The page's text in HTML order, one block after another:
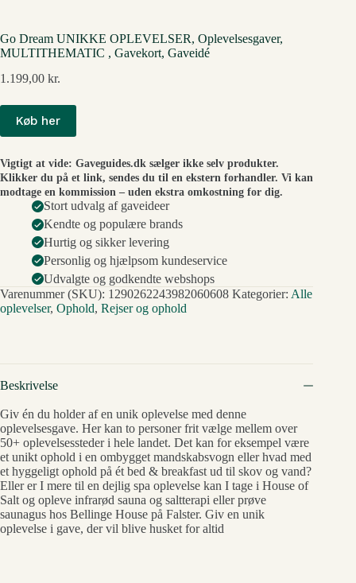
Go Dream UNIKKE OPLEVELSER, Oplevelsesgaver,
MULTITHEMATIC , Gavekort, Gaveidé
1.199,00 kr.
Køb her
Vigtigt at vide: Gaveguides.dk sælger ikke selv produkter.
Klikker du på et link, sendes du til en ekstern forhandler. Vi kan
modtage en kommission – uden ekstra omkostning for dig.
Stort udvalg af gaveideer
Kendte og populære brands
Hurtig og sikker levering
Personlig og hjælpsom kundeservice
Udvalgte og godkendte webshops
Varenummer (SKU): 1290262243982060608 Kategorier: Alle
oplevelser, Ophold, Rejser og ophold
Beskrivelse
Giv én du holder af en unik oplevelse med denne
oplevelsesgave. Her kan to personer frit vælge mellem over
50+ oplevelsessteder i hele landet. Det kan for eksempel være
et unikt ophold i en ombygget mandskabsvogn eller hvad med
et hyggeligt ophold på ét bed & breakfast ud til skov og vand?
Eller er I mere til en dejlig spa oplevelse kan I tage i House of
Salt og opleve infrarød sauna og saltterapi eller prøve
saunagus hos Bellinge House på Falster. Giv en unik
oplevelse i gave, der vil blive husket for altid